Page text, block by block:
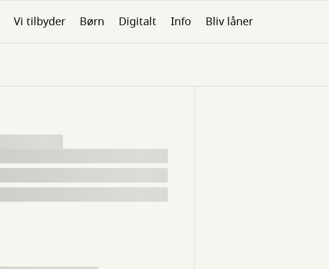
Vi tilbyder Børn Digitalt Info Bliv låner